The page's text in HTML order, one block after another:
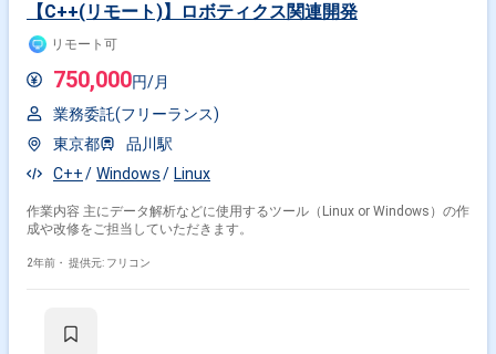
【C++(リモート)】ロボティクス関連開発
リモート可
750,000円/月
業務委託(フリーランス)
東京都
品川駅
C++
Windows Linux
作業内容 主にデータ解析などに使用するツール（Linux or Windows）の作
成や改修をご担当していただきます。
2年前・ 提供元: フリコン